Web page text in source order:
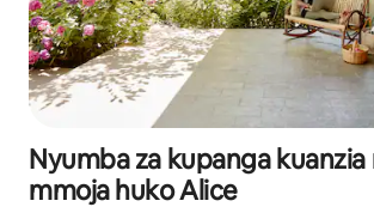
Nyumba za kupanga
mmoja huko Alice